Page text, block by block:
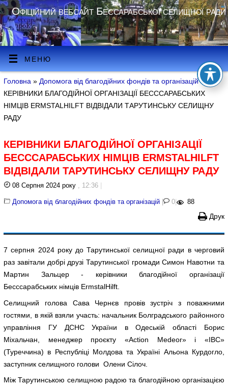
Офіційний вебсайт Бессарабської селищної ради
МЕНЮ
Головна » Допомога від благодійних фондів та організацій»
КЕРІВНИКИ БЛАГОДІЙНОЇ ОРГАНІЗАЦІЇ БЕСССАРАБСЬКИХ
НІМЦІВ ERMSTALHILFT ВІДВІДАЛИ ТАРУТИНСЬКУ СЕЛИЩНУ
РАДУ
КЕРІВНИКИ БЛАГОДІЙНОЇ ОРГАНІЗАЦІЇ
БЕСССАРАБСЬКИХ НІМЦІВ ERMSTALHILFT
ВІДВІДАЛИ ТАРУТИНСЬКУ СЕЛИЩНУ РАДУ
08 Серпня 2024 року , 12:36
Допомога від благодійних фондів та організацій | 0 | 88
Друк
7 серпня 2024 року до Тарутинської селищної ради в черговий
раз завітали добрі друзі Тарутинської громади Симон Навотни та
Мартин Зальцер - керівники благодійної організації
Бесссарабських німців ErmstalHilft.
Селищний голова Сава Чернєв провів зустріч з поважними
гостями, в якій взяли участь: начальник Болградського районного
управління ГУ ДСНС України в Одеській області Борис
Міхальчан, менеджер проєкту «Action Medeor» і «IBC»
(Туреччина) в Республіці Молдова та Україні Альона Курдогло,
заступник селищного голови Олени Сілоч.
Між Тарутинською селищною радою та благодійною організацією